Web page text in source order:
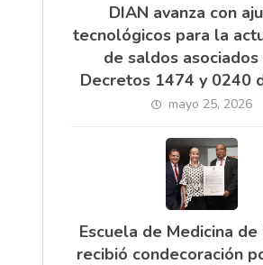
DIAN avanza con
tecnológicos para la
de saldos
Decretos 1474 y 0240
mayo 25, 2026
Escuela de Medicina
recibió condecoración